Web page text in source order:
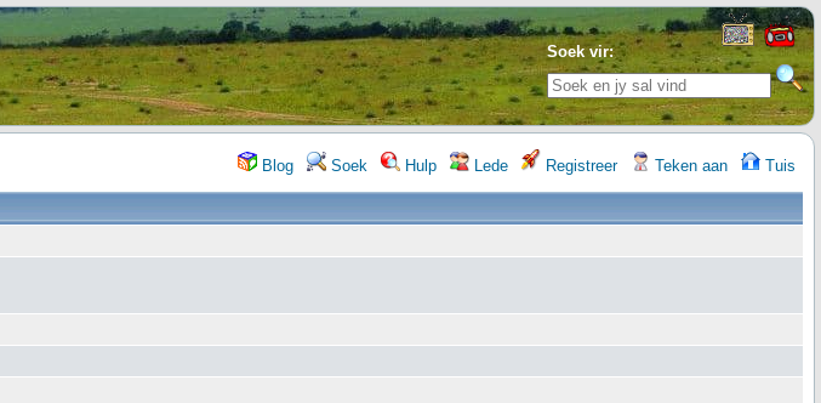
Soek vir:
Blog Soek Hulp Lede Registreer Teken aan Tuis